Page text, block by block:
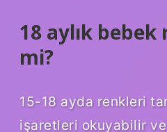
18 aylık
mi?
15-18 ayda renkleri
işaretleri okuyabilir